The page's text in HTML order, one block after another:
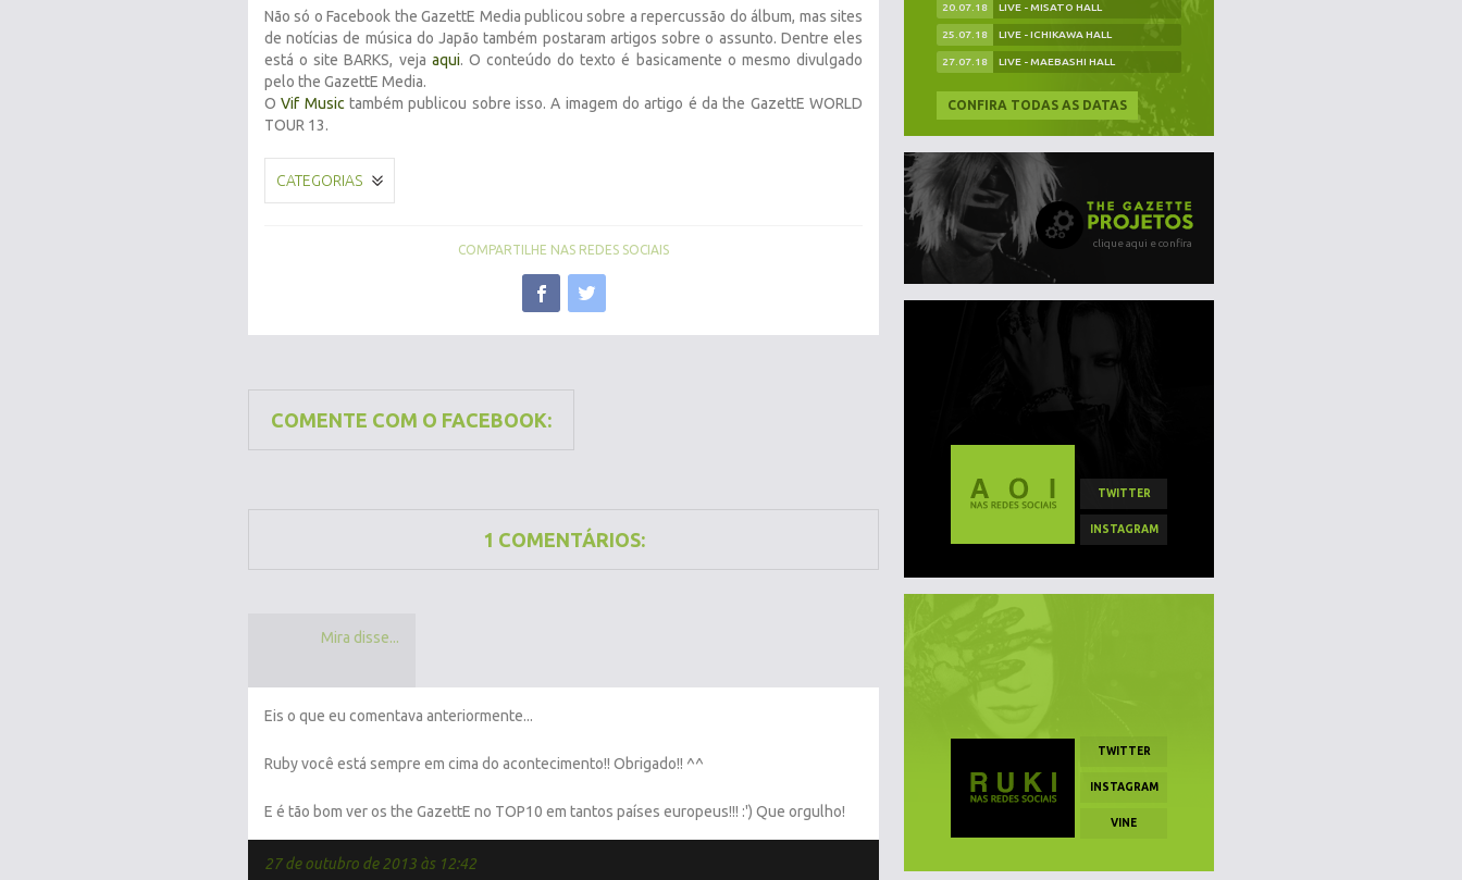
Não só o Facebook the GazettE Media publicou sobre a repercussão do álbum, mas sites
de notícias de música do Japão também postaram artigos sobre o assunto. Dentre eles
está o site BARKS, veja aqui. O conteúdo do texto é basicamente o mesmo divulgado
pelo the GazettE Media.
OVif Music também publicou sobre isso. A imagem do artigo é da the GazettE WORLD
TOUR 13.
CATEGORIAS
COMPARTILHE NAS REDES SOCIAIS
COMENTE COM O FACEBOOK:
1 COMENTÁRIOS:
Mira disse...
Eis o que eu comentava anteriormente...
Ruby você está sempre em cima do acontecimento!! Obrigado!! ^^
E é tão bom ver os the GazettE no TOP10 em tantos países europeus!!! :') Que orgulho!
27 de outubro de 2013 às 12:42
20.07.18 LIVE - MISATO HALL
25.07.18 LIVE - ICHIKAWA HALL
27.07.18 LIVE - MAEBASHI HALL
CONFIRA TODAS AS DATAS
clique aqui e confira
TWITTER
INSTAGRAM
TWITTER
INSTAGRAM
VINE